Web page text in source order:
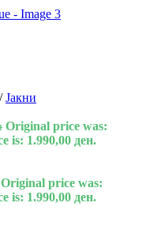
/ Јакни
Original price was:
is: 1.990,00 ден.
Original price was:
is: 1.990,00 ден.